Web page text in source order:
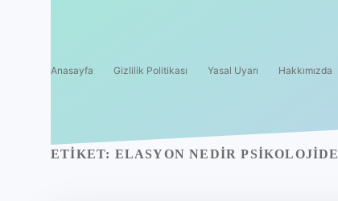
Anasayfa Gizlilik Politikası Yasal Uyarı Hakkımızda
ETIKET: ELASYON NEDIR PSIKOLOJIDE